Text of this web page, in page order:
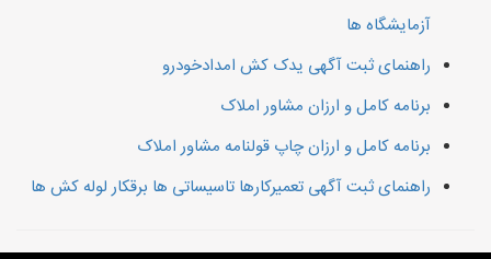
آزمایشگاه ها
راهنمای ثبت آگهی یدک کش امدادخودرو
برنامه کامل و ارزان مشاور املاک
برنامه کامل و ارزان چاپ قولنامه مشاور املاک
راهنمای ثبت آگهی تعمیرکارها تاسیساتی ها برقکار لوله کش ها